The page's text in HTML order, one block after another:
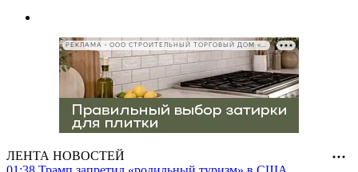
РЕКЛАМА • ООО СТРОИТЕЛЬНЫЙ ТОРГОВЫЙ ДОМ «ПЕТРОВИЧ», ИНН 7802348846
ЛЕНТА НОВОСТЕЙ